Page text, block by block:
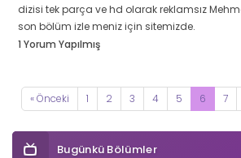
dizisi tek parça ve hd olarak reklamsız
son bölüm izle meniz için sitemizde.
1 Yorum Yapılmış
« Önceki 1 2 3 4 5 6 7
Bugünkü Bölümler